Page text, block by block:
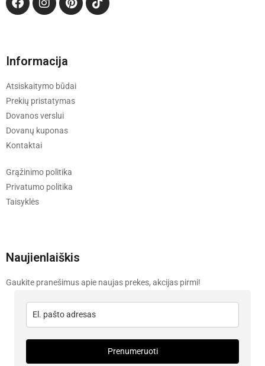
Informacija
Atsiskaitymo būdai
Prekių pristatymas
Dovanos verslui
Dovanų kuponas
Kontaktai
Grąžinimo politika
Privatumo politika
Taisyklės
Naujienlaiškis
Gaukite pranešimus apie naujas prekes, akcijas pirmi!
Prenumeruoti